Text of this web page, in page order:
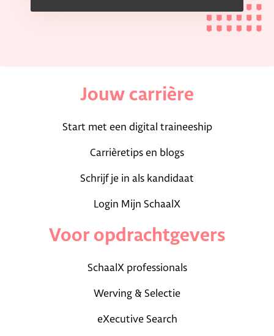
Jouw carrière
Start met een digital traineeship
Carrièretips en blogs
Schrijf je in als kandidaat
Login Mijn SchaalX
Voor opdrachtgevers
SchaalX professionals
Werving & Selectie
eXecutive Search